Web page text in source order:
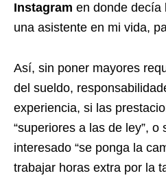
Instagram en donde decía
una asistente en mi vida,
Así, sin poner mayores
del sueldo,
experiencia, si las
“superiores a las de ley”, o
interesado “se ponga la
trabajar horas extra por la